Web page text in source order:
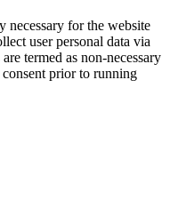
necessary for the website
user personal data via
termed as non-necessary
prior to running